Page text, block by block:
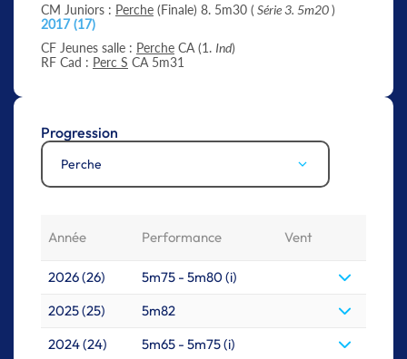
CM Juniors : Perche (Finale) 8. 5m30 ( Série 3. 5m20)
2017 (17)
CF Jeunes salle : Perche CA (1. Ind)
RF Cad : Perc S CA 5m31
Progression
Perche
Année Performance Vent
2026 (26)
5m75 - 5m80 (i)
2025 (25)
5m82
2024 (24)
5m65 - 5m75 (i)